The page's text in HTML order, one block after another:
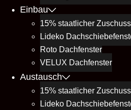
Einbau
15% staatlicher Zuschuss
Lideko
Roto Dachfenster
VELUX Dachfenster
Austausch
15% staatlicher Zuschuss
Lideko